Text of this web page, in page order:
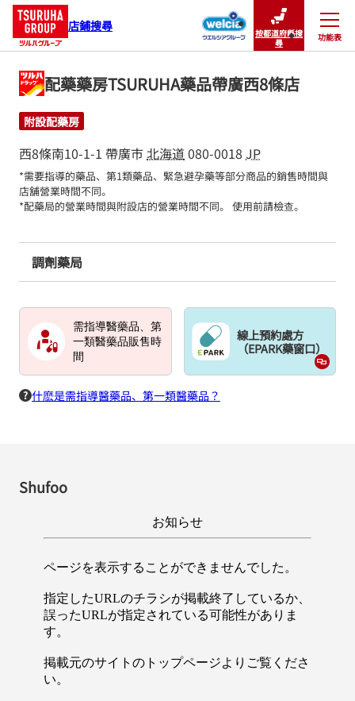
店鋪搜尋
按都道府縣搜
尋
功能表
關閉
配藥藥房TSURUHA藥品帶廣西8條店
附設配藥房
西8條南10-1-1 帶廣市北海道 080-0018 JP
*需要指導的藥品、第1類藥品、緊急避孕藥等部分商品的銷售時間與
店舖營業時間不同。
*配藥局的營業時間與附設店的營業時間不同。 使用前請檢查。
調劑藥局
需指導醫藥品、第
一類醫藥品販售時
間
線上預約處方
（EPARK藥窗口）
什麽是需指導醫藥品、第一類醫藥品？
Shufoo